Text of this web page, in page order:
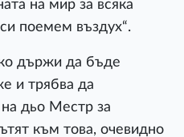
на мир за всяка
поемем въздух“.
държи да бъде
и трябва да
дьо Местр за
към това, очевидно